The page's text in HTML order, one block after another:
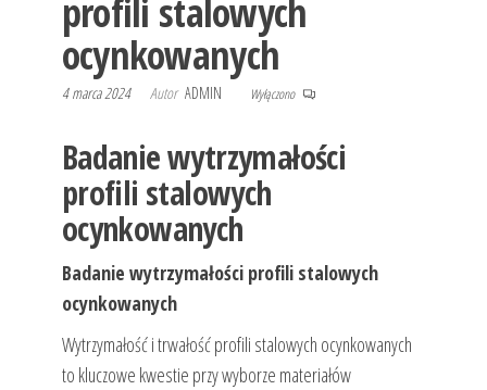
profili stalowych
ocynkowanych
4 marca 2024 Autor ADMIN Wyłączono
Badanie wytrzymałości
profili stalowych
ocynkowanych
Badanie wytrzymałości profili stalowych
ocynkowanych
Wytrzymałość i trwałość profili stalowych ocynkowanych
to kluczowe kwestie przy wyborze materiałów